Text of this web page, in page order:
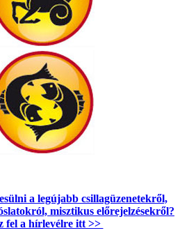
a legújabb csillagüzenetekről,
misztikus előrejelzésekről?
fel a hírlevélre itt >>